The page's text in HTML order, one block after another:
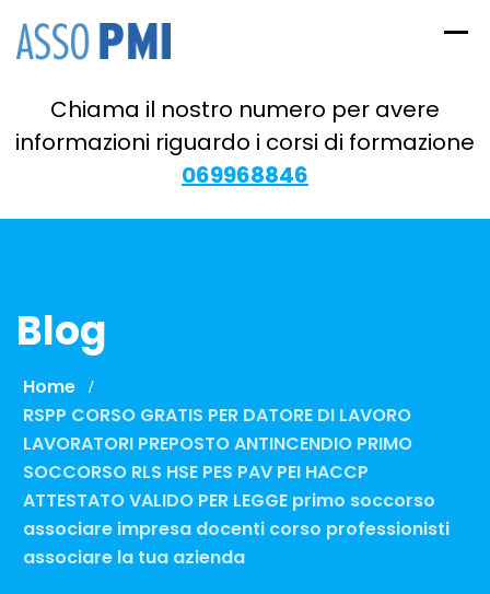
Chiama il nostro numero per avere
informazioni riguardo i corsi di formazione
069968846
Blog
Home
RSPP CORSO GRATIS PER DATORE DI LAVORO
LAVORATORI PREPOSTO ANTINCENDIO PRIMO
SOCCORSO RLS HSE PES PAV PEI HACCP
ATTESTATO VALIDO PER LEGGE primo soccorso
associare impresa docenti corso professionisti
associare la tua azienda